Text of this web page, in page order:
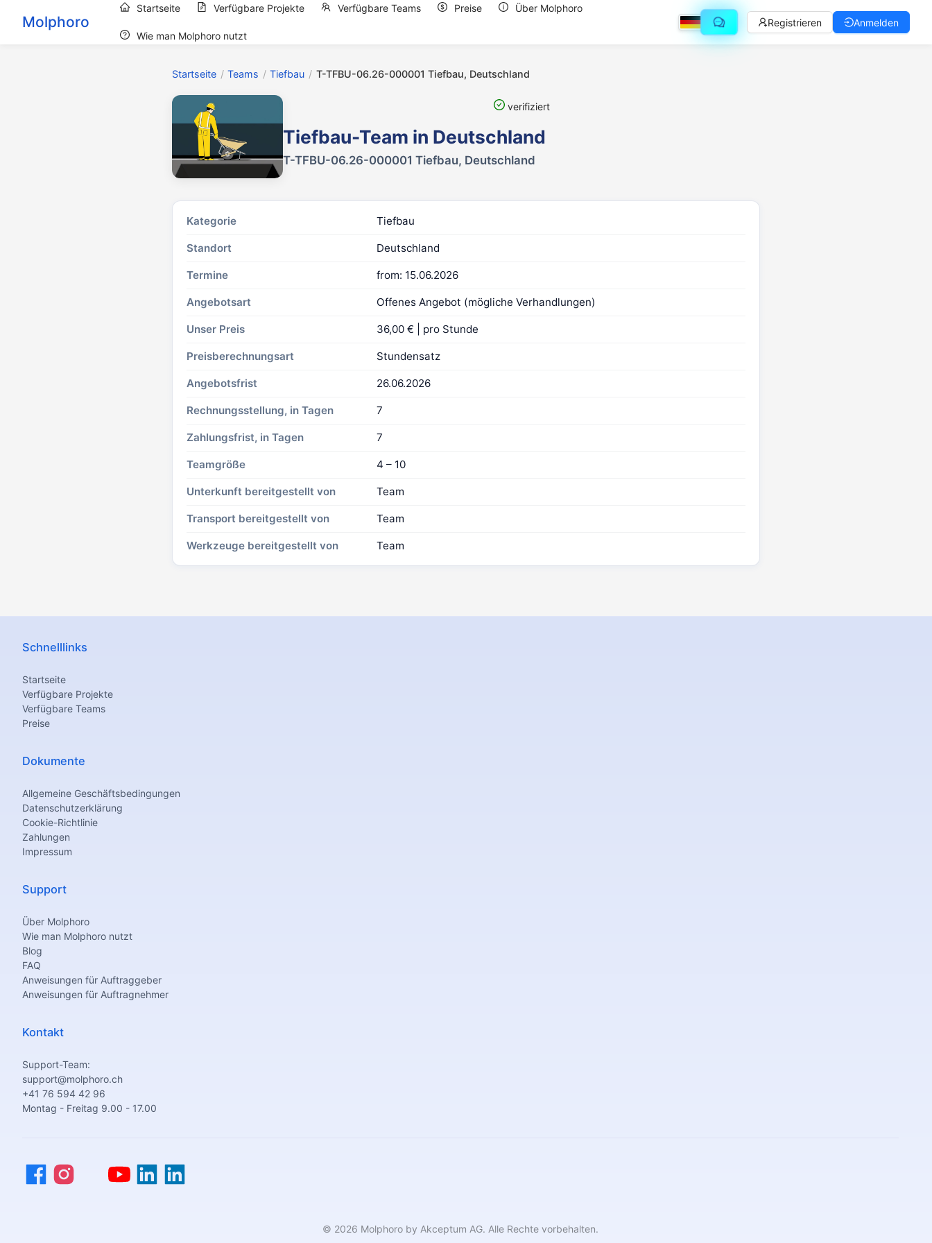
Molphoro
Startseite Verfügbare Projekte Verfügbare Teams Preise Über Molphoro
Wie man Molphoro nutzt
Registrieren Anmelden
Startseite / Teams / Tiefbau / T-TFBU-06.26-000001 Tiefbau, Deutschland
verifiziert
Tiefbau-Team in Deutschland
T-TFBU-06.26-000001 Tiefbau, Deutschland
Kategorie Tiefbau
Standort Deutschland
Termine from: 15.06.2026
Angebotsart Offenes Angebot (mögliche Verhandlungen)
Unser Preis 36,00 € | pro Stunde
Preisberechnungsart Stundensatz
Angebotsfrist 26.06.2026
Rechnungsstellung, in Tagen 7
Zahlungsfrist, in Tagen 7
Teamgröße 4 – 10
Unterkunft bereitgestellt von Team
Transport bereitgestellt von Team
Werkzeuge bereitgestellt von Team
Schnelllinks
Startseite
Verfügbare Projekte
Verfügbare Teams
Preise
Dokumente
Allgemeine Geschäftsbedingungen
Datenschutzerklärung
Cookie-Richtlinie
Zahlungen
Impressum
Support
Über Molphoro
Wie man Molphoro nutzt
Blog
FAQ
Anweisungen für Auftraggeber
Anweisungen für Auftragnehmer
Kontakt
Support-Team:
support@molphoro.ch
+41 76 594 42 96
Montag - Freitag 9.00 - 17.00
© 2026 Molphoro by Akceptum AG. Alle Rechte vorbehalten.